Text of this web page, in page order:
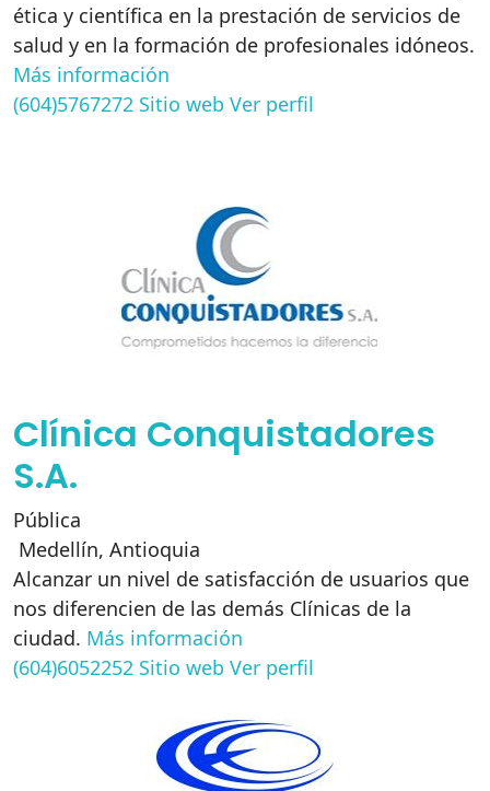
ética y científica en la prestación de servicios de
salud y en la formación de profesionales idóneos.
Más información
(604)5767272 Sitio web Ver perfil
Clínica Conquistadores
S.A.
Pública
Medellín, Antioquia
Alcanzar un nivel de satisfacción de usuarios que
nos diferencien de las demás Clínicas de la
ciudad. Más información
(604)6052252 Sitio web Ver perfil